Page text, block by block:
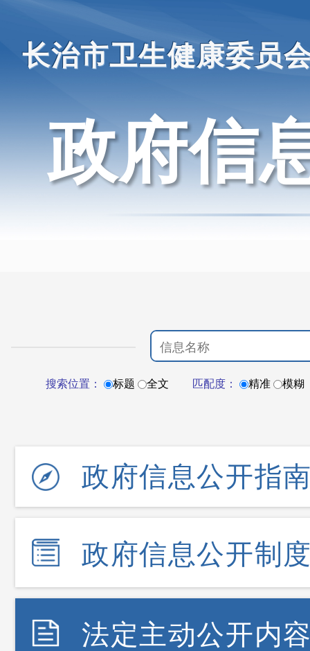
长治市卫生健康委员
政府信
搜索位置： 标题 全文 匹配度： 精准 模糊
政府信息公开指
政府信息公开制
法定主动公开内